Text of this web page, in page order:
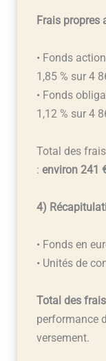
Frais propres
• Fonds
1,85 % sur 4
• Fonds
1,12 % sur 4
Total des
: environ 241
4)
• Fonds en
• Unités de
Total des
performance
versement.